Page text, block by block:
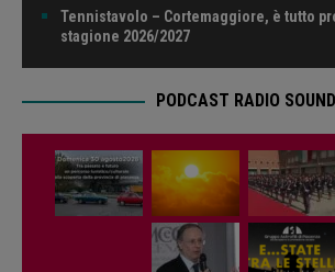
Tennistavolo – Cortemaggiore, è tutto
stagione 2026/2027
PODCAST RADIO SOUND